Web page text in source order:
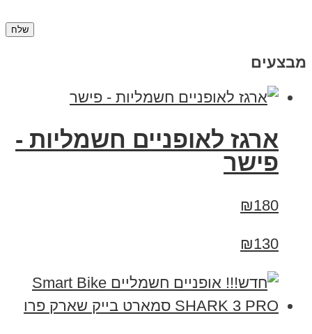
מבצעים
ארגז לאופניים חשמליות -
פישר
₪180
₪130